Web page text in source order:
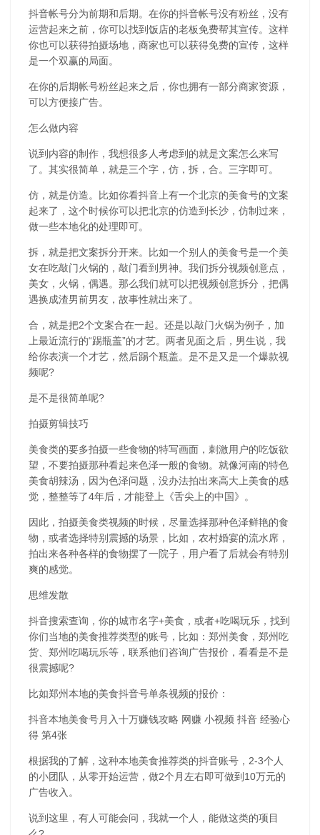
抖音帐号分为前期和后期。在你的抖音帐号没有粉丝，没有
运营起来之前，你可以找到饭店的老板免费帮其宣传。这样
你也可以获得拍摄场地，商家也可以获得免费的宣传，这样
是一个双赢的局面。
在你的后期帐号粉丝起来之后，你也拥有一部分商家资源，
可以方便接广告。
怎么做内容
说到内容的制作，我想很多人考虑到的就是文案怎么来写
了。其实很简单，就是三个字，仿，拆，合。三字即可。
仿，就是仿造。比如你看抖音上有一个北京的美食号的文案
起来了，这个时候你可以把北京的仿造到长沙，仿制过来，
做一些本地化的处理即可。
拆，就是把文案拆分开来。比如一个别人的美食号是一个美
女在吃敲门火锅的，敲门看到男神。我们拆分视频创意点，
美女，火锅，偶遇。那么我们就可以把视频创意拆分，把偶
遇换成渣男前男友，故事性就出来了。
合，就是把2个文案合在一起。还是以敲门火锅为例子，加
上最近流行的“踢瓶盖”的才艺。两者见面之后，男生说，我
给你表演一个才艺，然后踢个瓶盖。是不是又是一个爆款视
频呢?
是不是很简单呢?
拍摄剪辑技巧
美食类的要多拍摄一些食物的特写画面，刺激用户的吃饭欲
望，不要拍摄那种看起来色泽一般的食物。就像河南的特色
美食胡辣汤，因为色泽问题，没办法拍出来高大上美食的感
觉，整整等了4年后，才能登上《舌尖上的中国》。
因此，拍摄美食类视频的时候，尽量选择那种色泽鲜艳的食
物，或者选择特别震撼的场景，比如，农村婚宴的流水席，
拍出来各种各样的食物摆了一院子，用户看了后就会有特别
爽的感觉。
思维发散
抖音搜索查询，你的城市名字+美食，或者+吃喝玩乐，找到
你们当地的美食推荐类型的账号，比如：郑州美食，郑州吃
货、郑州吃喝玩乐等，联系他们咨询广告报价，看看是不是
很震撼呢?
比如郑州本地的美食抖音号单条视频的报价：
抖音本地美食号月入十万赚钱攻略 网赚 小视频 抖音 经验心
得 第4张
根据我的了解，这种本地美食推荐类的抖音账号，2-3个人
的小团队，从零开始运营，做2个月左右即可做到10万元的
广告收入。
说到这里，有人可能会问，我就一个人，能做这类的项目